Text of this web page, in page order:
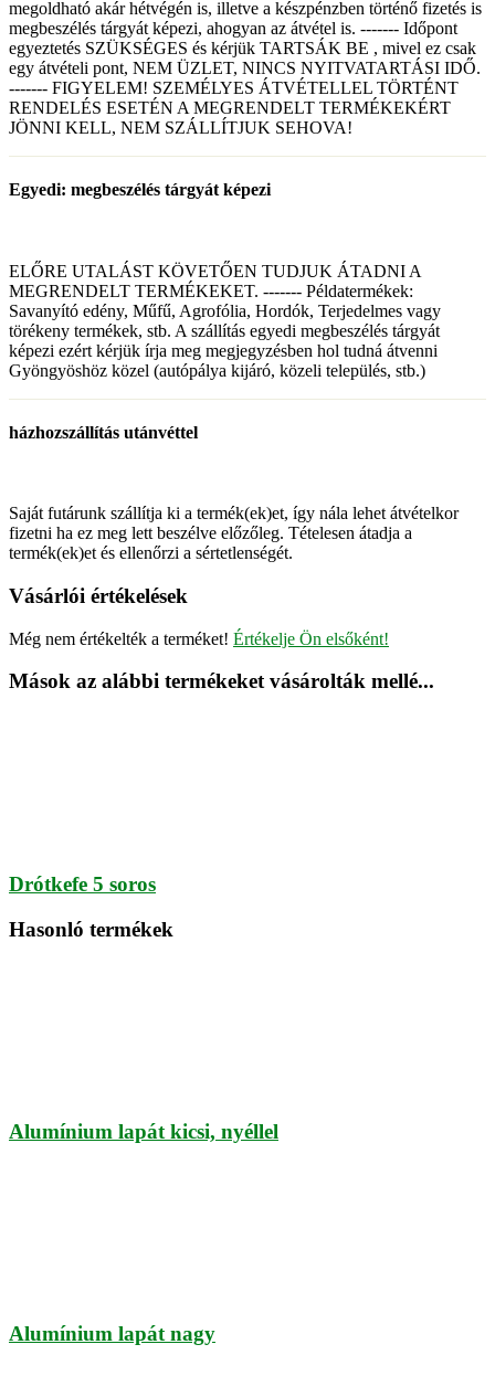
megoldható akár hétvégén is, illetve a készpénzben történő fizetés is
megbeszélés tárgyát képezi, ahogyan az átvétel is. ------- Időpont
egyeztetés SZÜKSÉGES és kérjük TARTSÁK BE , mivel ez csak
egy átvételi pont, NEM ÜZLET, NINCS NYITVATARTÁSI IDŐ.
------- FIGYELEM! SZEMÉLYES ÁTVÉTELLEL TÖRTÉNT
RENDELÉS ESETÉN A MEGRENDELT TERMÉKEKÉRT
JÖNNI KELL, NEM SZÁLLÍTJUK SEHOVA!
Egyedi: megbeszélés tárgyát képezi
ELŐRE UTALÁST KÖVETŐEN TUDJUK ÁTADNI A
MEGRENDELT TERMÉKEKET. ------- Példatermékek:
Savanyító edény, Műfű, Agrofólia, Hordók, Terjedelmes vagy
törékeny termékek, stb. A szállítás egyedi megbeszélés tárgyát
képezi ezért kérjük írja meg megjegyzésben hol tudná átvenni
Gyöngyöshöz közel (autópálya kijáró, közeli település, stb.)
házhozszállítás utánvéttel
Saját futárunk szállítja ki a termék(ek)et, így nála lehet átvételkor
fizetni ha ez meg lett beszélve előzőleg. Tételesen átadja a
termék(ek)et és ellenőrzi a sértetlenségét.
Vásárlói értékelések
Még nem értékelték a terméket! Értékelje Ön elsőként!
Mások az alábbi termékeket vásárolták mellé...
Drótkefe 5 soros
Hasonló termékek
Alumínium lapát kicsi, nyéllel
Alumínium lapát nagy